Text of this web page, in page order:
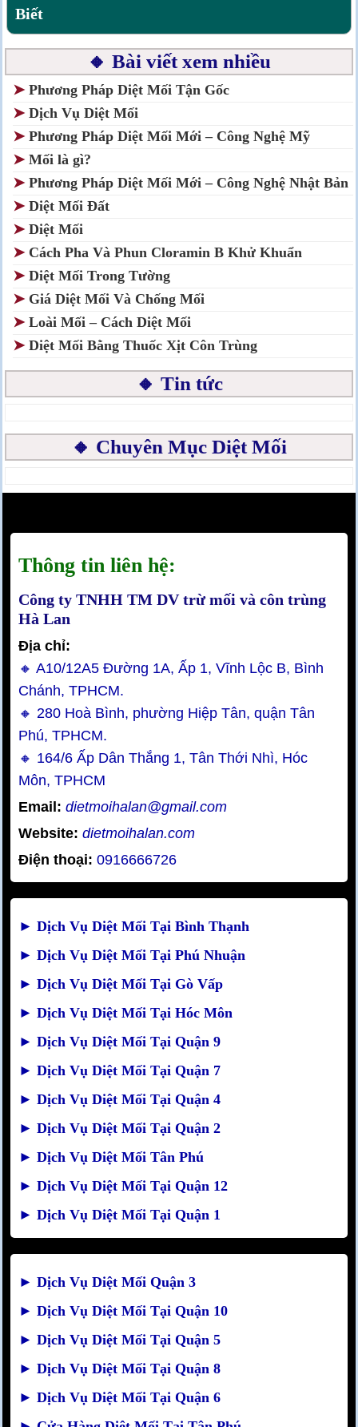
Biết
🔸 Bài viết xem nhiều
➤ Phương Pháp Diệt Mối Tận Gốc
➤ Dịch Vụ Diệt Mối
➤ Phương Pháp Diệt Mối Mới – Công Nghệ Mỹ
➤ Mối là gì?
➤ Phương Pháp Diệt Mối Mới – Công Nghệ Nhật Bản
➤ Diệt Mối Đất
➤ Diệt Mối
➤ Cách Pha Và Phun Cloramin B Khử Khuẩn
➤ Diệt Mối Trong Tường
➤ Giá Diệt Mối Và Chống Mối
➤ Loài Mối – Cách Diệt Mối
➤ Diệt Mối Bằng Thuốc Xịt Côn Trùng
🔸 Tin tức
🔸 Chuyên Mục Diệt Mối
Thông tin liên hệ:
Công ty TNHH TM DV trừ mối và côn trùng
Hà Lan
Địa chỉ:
🔸 A10/12A5 Đường 1A, Ấp 1, Vĩnh Lộc B, Bình
Chánh, TPHCM.
🔸 280 Hoà Bình, phường Hiệp Tân, quận Tân
Phú, TPHCM.
🔸 164/6 Ấp Dân Thắng 1, Tân Thới Nhì, Hóc
Môn, TPHCM
Email: dietmoihalan@gmail.com
Website: dietmoihalan.com
Điện thoại: 0916666726
► Dịch Vụ Diệt Mối Tại Bình Thạnh
► Dịch Vụ Diệt Mối Tại Phú Nhuận
► Dịch Vụ Diệt Mối Tại Gò Vấp
► Dịch Vụ Diệt Mối Tại Hóc Môn
► Dịch Vụ Diệt Mối Tại Quận 9
► Dịch Vụ Diệt Mối Tại Quận 7
► Dịch Vụ Diệt Mối Tại Quận 4
► Dịch Vụ Diệt Mối Tại Quận 2
► Dịch Vụ Diệt Mối Tân Phú
► Dịch Vụ Diệt Mối Tại Quận 12
► Dịch Vụ Diệt Mối Tại Quận 1
► Dịch Vụ Diệt Mối Quận 3
► Dịch Vụ Diệt Mối Tại Quận 10
► Dịch Vụ Diệt Mối Tại Quận 5
► Dịch Vụ Diệt Mối Tại Quận 8
► Dịch Vụ Diệt Mối Tại Quận 6